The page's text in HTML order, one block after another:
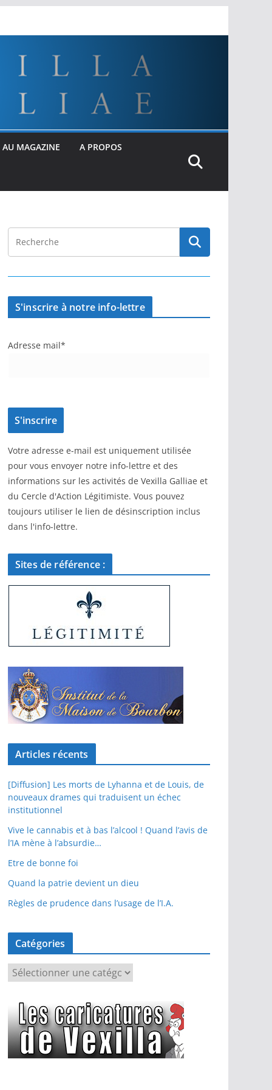
AU MAGAZINE A PROPOS
S'inscrire à notre info-lettre
Adresse mail*
Votre adresse e-mail est uniquement utilisée
pour vous envoyer notre info-lettre et des
informations sur les activités de Vexilla Galliae et
du Cercle d'Action Légitimiste. Vous pouvez
toujours utiliser le lien de désinscription inclus
dans l'info-lettre.
Sites de référence :
Articles récents
[Diffusion] Les morts de Lyhanna et de Louis, de
nouveaux drames qui traduisent un échec
institutionnel
Vive le cannabis et à bas l’alcool ! Quand l’avis de
l’IA mène à l’absurdie…
Etre de bonne foi
Quand la patrie devient un dieu
Règles de prudence dans l’usage de l’I.A.
Catégories
é
g
o
r